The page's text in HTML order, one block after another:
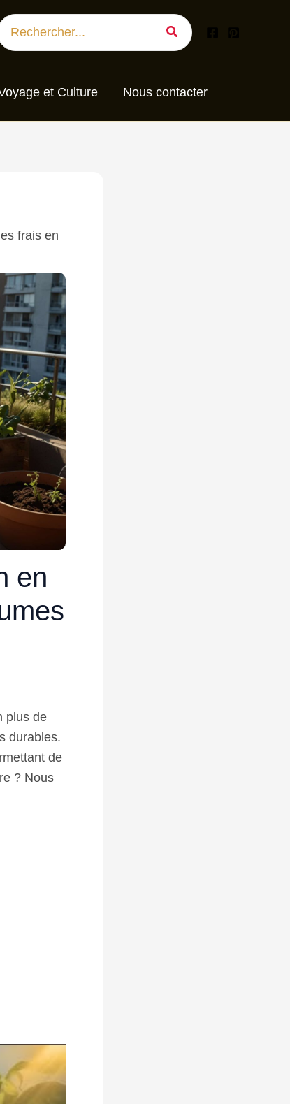
et Culture Nous contacter
frais en
en
plus de
durables.
de
? Nous